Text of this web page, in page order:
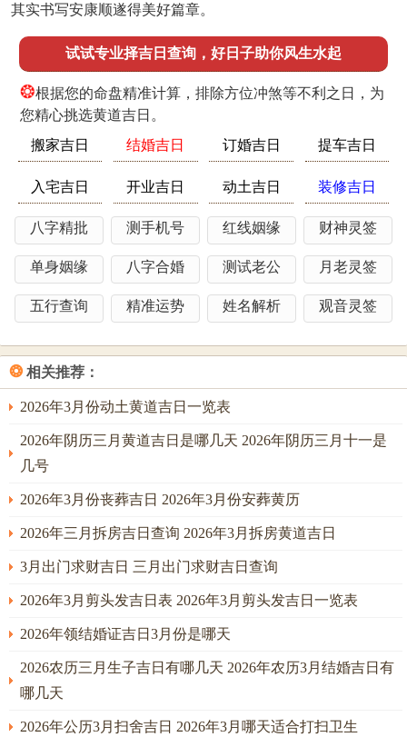
其实书写安康顺遂得美好篇章。
试试专业择吉日查询，好日子助你风生水起
❂根据您的命盘精准计算，排除方位冲煞等不利之日，为
您精心挑选黄道吉日。
搬家吉日
结婚吉日 订婚吉日 提车吉日
入宅吉日 开业吉日 动土吉日 装修吉日
八字精批 测手机号 红线姻缘 财神灵签
单身姻缘 八字合婚 测试老公 月老灵签
五行查询 精准运势 姓名解析 观音灵签
❂ 相关推荐：
2026年3月份动土黄道吉日一览表
2026年阴历三月黄道吉日是哪几天 2026年阴历三月十一是
几号
2026年3月份丧葬吉日 2026年3月份安葬黄历
2026年三月拆房吉日查询 2026年3月拆房黄道吉日
3月出门求财吉日 三月出门求财吉日查询
2026年3月剪头发吉日表 2026年3月剪头发吉日一览表
2026年领结婚证吉日3月份是哪天
2026农历三月生子吉日有哪几天 2026年农历3月结婚吉日有
哪几天
2026年公历3月扫舍吉日 2026年3月哪天适合打扫卫生